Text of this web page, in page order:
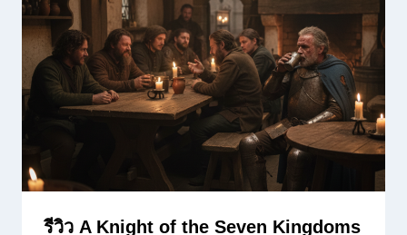
รีวิว A Knight of the Seven Kingdoms